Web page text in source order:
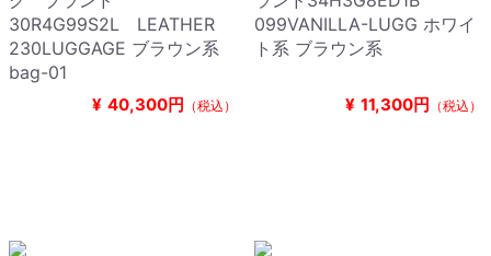
30R4G99S2L LEATHER
230LUGGAGE ブラウン系
bag-01
¥ 40,300円 （税込）
099VANILLA-LUGG ホワイ
ト系 ブラウン系
¥ 11,300円 （税込）